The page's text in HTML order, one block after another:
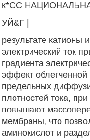
к*ОС
УЙ&Г |
результате катионы
электрический ток
градиента
эффект
предельных
плотностей тока,
повышают
мембраны, что
аминокислот и